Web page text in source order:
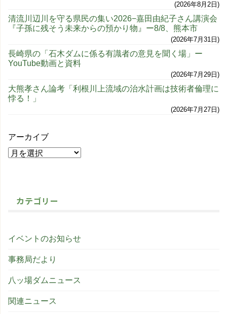
2026年8月2日
清流川辺川を守る県民の集い2026−嘉田由紀子さん講演会
『子孫に残そう未来からの預かり物』ー8/8、熊本市
2026年7月31日
長崎県の「石木ダムに係る有識者の意見を聞く場」ー
YouTube動画と資料
2026年7月29日
大熊孝さん論考「利根川上流域の治水計画は技術者倫理に
悖る！」
2026年7月27日
アーカイブ
カテゴリー
イベントのお知らせ
事務局だより
八ッ場ダムニュース
関連ニュース